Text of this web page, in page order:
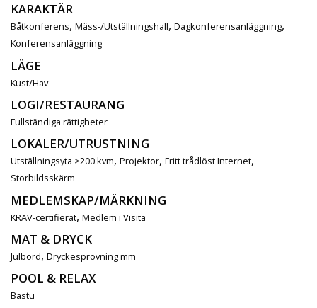
KARAKTÄR
Båtkonferens, Mäss-/Utställningshall, Dagkonferensanläggning,
Konferensanläggning
LÄGE
Kust/Hav
LOGI/RESTAURANG
Fullständiga rättigheter
LOKALER/UTRUSTNING
Utställningsyta >200 kvm, Projektor, Fritt trådlöst Internet,
Storbildsskärm
MEDLEMSKAP/MÄRKNING
KRAV-certifierat, Medlem i Visita
MAT & DRYCK
Julbord, Dryckesprovning mm
POOL & RELAX
Bastu